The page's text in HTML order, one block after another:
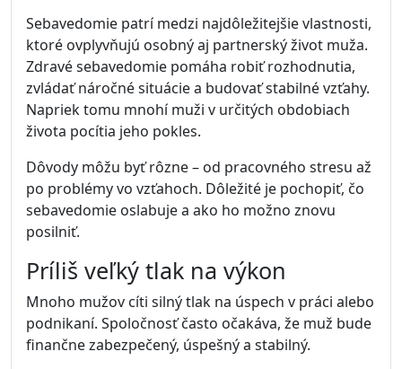
Sebavedomie patrí medzi najdôležitejšie vlastnosti,
ktoré ovplyvňujú osobný aj partnerský život muža.
Zdravé sebavedomie pomáha robiť rozhodnutia,
zvládať náročné situácie a budovať stabilné vzťahy.
Napriek tomu mnohí muži v určitých obdobiach
života pocítia jeho pokles.
Dôvody môžu byť rôzne – od pracovného stresu až
po problémy vo vzťahoch. Dôležité je pochopiť, čo
sebavedomie oslabuje a ako ho možno znovu
posilniť.
Príliš veľký tlak na výkon
Mnoho mužov cíti silný tlak na úspech v práci alebo
podnikaní. Spoločnosť často očakáva, že muž bude
finančne zabezpečený, úspešný a stabilný.